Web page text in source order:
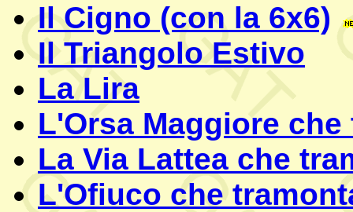
Il Cigno (con la 6x6)
Il Triangolo Estivo
La Lira
L'Orsa Maggiore
La Via Lattea che
L'Ofiuco che